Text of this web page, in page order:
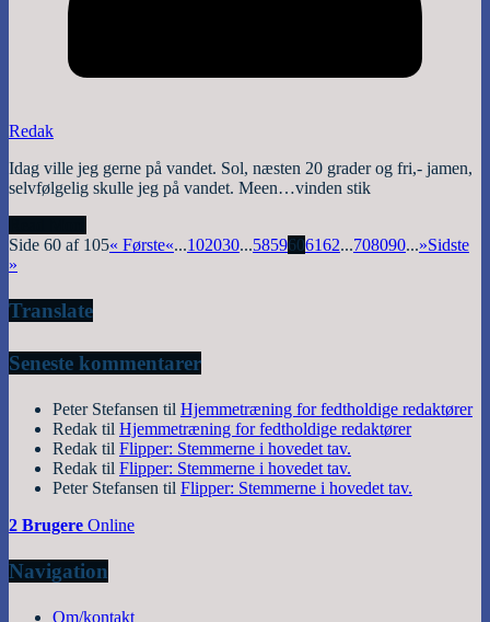
Redak
Idag ville jeg gerne på vandet. Sol, næsten 20 grader og fri,- jamen,
selvfølgelig skulle jeg på vandet. Meen…vinden stik
Side 60 af 105« Første«...102030...5859606162...708090...»Sidste
»
Translate
Seneste kommentarer
Peter Stefansen til Hjemmetræning for fedtholdige redaktører
Redak til Hjemmetræning for fedtholdige redaktører
Redak til Flipper: Stemmerne i hovedet tav.
Redak til Flipper: Stemmerne i hovedet tav.
Peter Stefansen til Flipper: Stemmerne i hovedet tav.
2 Brugere Online
Navigation
Om/kontakt